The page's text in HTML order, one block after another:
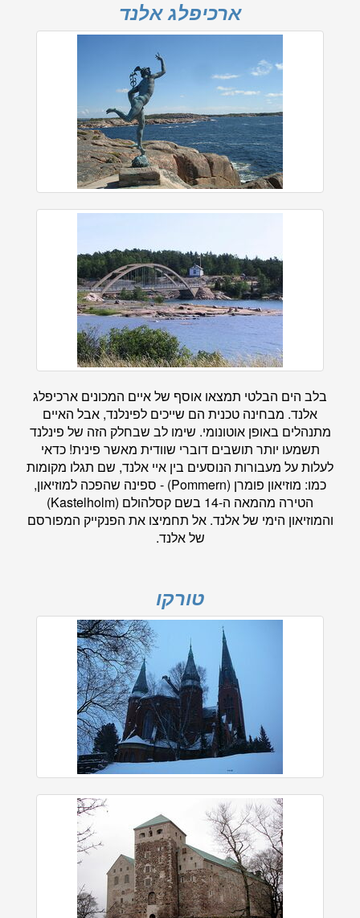
ארכיפלג אלנד
בלב הים הבלטי תמצאו אוסף של איים המכונים ארכיפלג
אלנד. מבחינה טכנית הם שייכים לפינלנד, אבל האיים
מתנהלים באופן אוטונומי. שימו לב שבחלק הזה של פינלנד
תשמעו יותר תושבים דוברי שוודית מאשר פינית! כדאי
לעלות על מעבורות הנוסעים בין איי אלנד, שם תגלו מקומות
כמו: מוזיאון פומרן (Pommern) - ספינה שהפכה למוזיאון,
הטירה מהמאה ה-14 בשם קסלהולם (Kastelholm)
והמוזיאון הימי של אלנד. אל תחמיצו את הפנקייק המפורסם
של אלנד.
טורקו